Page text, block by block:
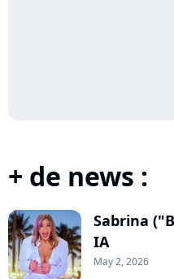
+ de news :
Sabrina
IA
May 2, 2026